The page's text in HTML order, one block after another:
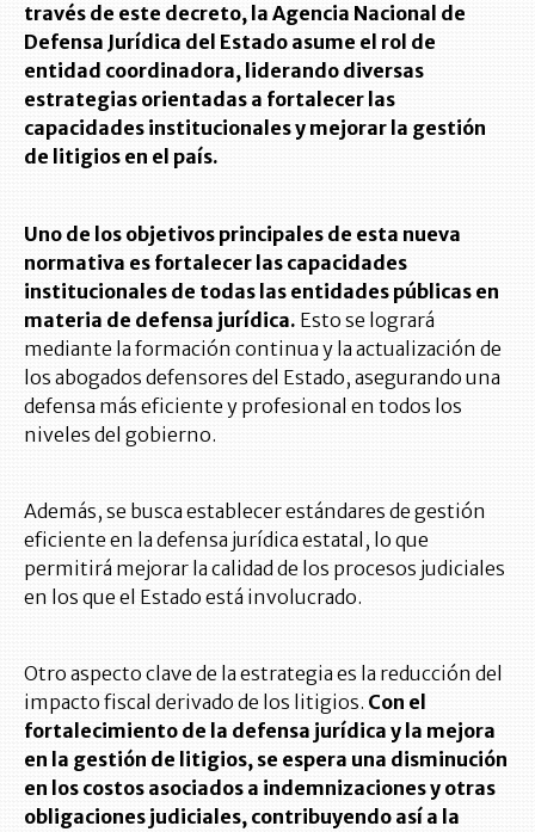
través de este decreto, la Agencia Nacional de
Defensa Jurídica del Estado asume el rol de
entidad coordinadora, liderando diversas
estrategias orientadas a fortalecer las
capacidades institucionales y mejorar la gestión
de litigios en el país.
Uno de los objetivos principales de esta nueva
normativa es fortalecer las capacidades
institucionales de todas las entidades públicas en
materia de defensa jurídica. Esto se logrará
mediante la formación continua y la actualización de
los abogados defensores del Estado, asegurando una
defensa más eficiente y profesional en todos los
niveles del gobierno.
Además, se busca establecer estándares de gestión
eficiente en la defensa jurídica estatal, lo que
permitirá mejorar la calidad de los procesos judiciales
en los que el Estado está involucrado.
Otro aspecto clave de la estrategia es la reducción del
impacto fiscal derivado de los litigios. Con el
fortalecimiento de la defensa jurídica y la mejora
en la gestión de litigios, se espera una disminución
en los costos asociados a indemnizaciones y otras
obligaciones judiciales, contribuyendo así a la